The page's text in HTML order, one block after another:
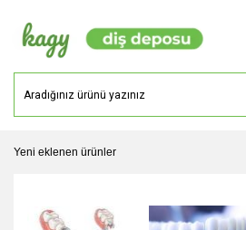
Yeni eklenen ürünler